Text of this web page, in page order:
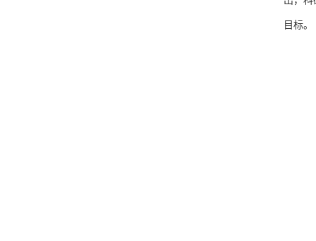
目标。